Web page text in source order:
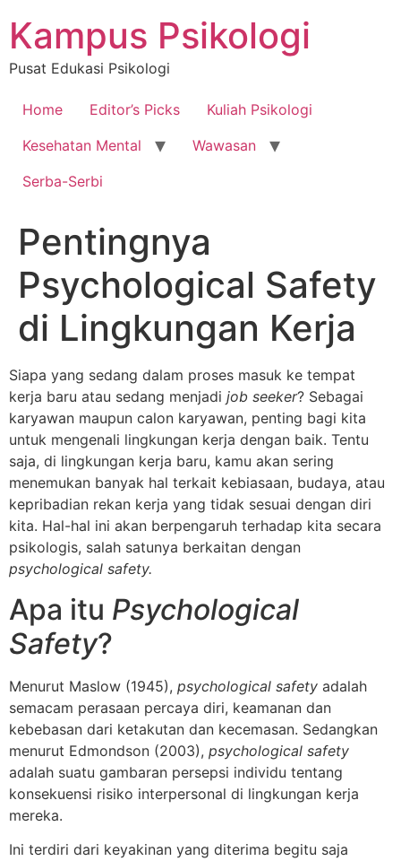
content
Kampus Psikologi
Pusat Edukasi Psikologi
Home Editor’s Picks
Kuliah Psikologi
Kesehatan Mental
Wawasan
Serba-Serbi
Pentingnya
Psychological Safety
di Lingkungan Kerja
Siapa yang sedang dalam proses masuk ke tempat
kerja baru atau sedang menjadi job seeker? Sebagai
karyawan maupun calon karyawan, penting bagi kita
untuk mengenali lingkungan kerja dengan baik. Tentu
saja, di lingkungan kerja baru, kamu akan sering
menemukan banyak hal terkait kebiasaan, budaya, atau
kepribadian rekan kerja yang tidak sesuai dengan diri
kita. Hal-hal ini akan berpengaruh terhadap kita secara
psikologis, salah satunya berkaitan dengan
psychological safety.
Apa itu Psychological
Safety?
Menurut Maslow (1945), psychological safety adalah
semacam perasaan percaya diri, keamanan dan
kebebasan dari ketakutan dan kecemasan. Sedangkan
menurut Edmondson (2003), psychological safety
adalah suatu gambaran persepsi individu tentang
konsekuensi risiko interpersonal di lingkungan kerja
mereka.
Ini terdiri dari keyakinan yang diterima begitu saja